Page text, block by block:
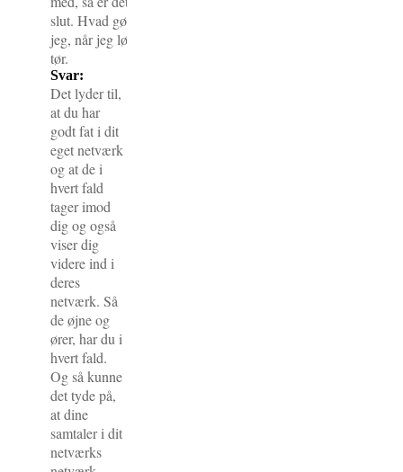
slut. Hvad gør
jeg, når jeg løber
tør.
Svar:
Det lyder til,
at du har
godt fat i dit
eget netværk
og at de i
hvert fald
tager imod
dig og også
viser dig
videre ind i
deres
netværk. Så
de øjne og
ører, har du i
hvert fald.
Og så kunne
det tyde på,
at dine
samtaler i dit
netværks